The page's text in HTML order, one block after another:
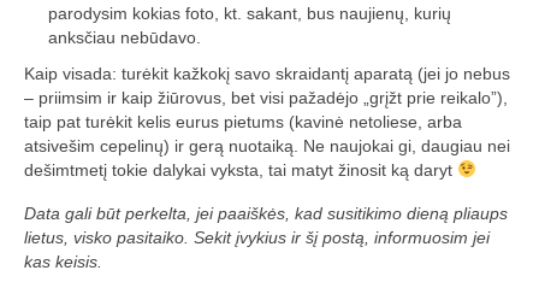
Draugai
2016 Pirmos lenktynės
Taisyklės
Trasos schema
Media
parodysim kokias foto, kt. sakant, bus naujienų, kurių
anksčiau nebūdavo.
Kaip visada: turėkit kažkokį savo skraidantį aparatą (jei jo nebus
– priimsim ir kaip žiūrovus, bet visi pažadėjo „grįžt prie reikalo”),
taip pat turėkit kelis eurus pietums (kavinė netoliese, arba
atsivešim cepelinų) ir gerą nuotaiką. Ne naujokai gi, daugiau nei
dešimtmetį tokie dalykai vyksta, tai matyt žinosit ką daryt
Data gali būt perkelta, jei paaiškės, kad susitikimo dieną pliaups
lietus, visko pasitaiko. Sekit įvykius ir šį postą, informuosim jei
kas keisis.